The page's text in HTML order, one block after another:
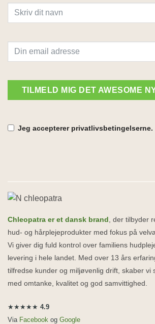
TILMELD MIG DET AWESOME
Jeg accepterer privatlivsbetingelserne.
Chleopatra er et dansk brand
, der tilbyder
hud- og hårplejeprodukter med fokus på
Vi giver dig fuld kontrol over familiens
levering i hele landet. Med over 13 års
tilfredse kunder og miljøvenlig drift, skaber vi
med omtanke, kvalitet og god samvittighed.
★★★★★ 4.9
Via Facebook og Google